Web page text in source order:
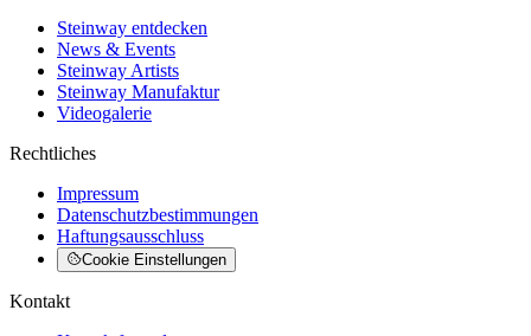
Steinway entdecken
News & Events
Steinway Artists
Steinway Manufaktur
Videogalerie
Rechtliches
Impressum
Datenschutzbestimmungen
Haftungsausschluss
Cookie Einstellungen
Kontakt